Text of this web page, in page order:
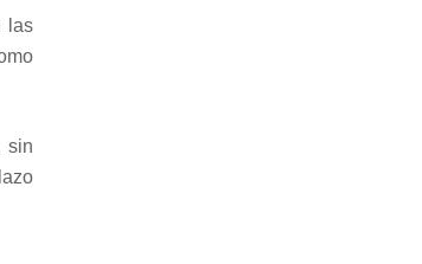
las
sin